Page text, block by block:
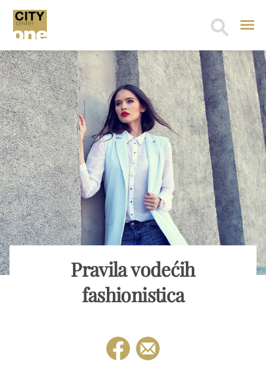
Search
Pravila vodećih
fashionistica